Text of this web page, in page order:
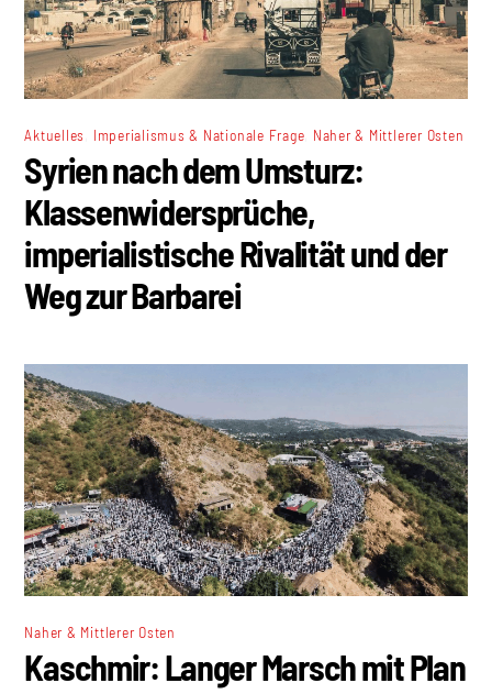
Aktuelles Imperialismus & Nationale Frage Naher & Mittlerer Osten
Syrien nach dem Umsturz:
Klassenwidersprüche,
imperialistische Rivalität und der
Weg zur Barbarei
Naher & Mittlerer Osten
Kaschmir: Langer Marsch mit Plan